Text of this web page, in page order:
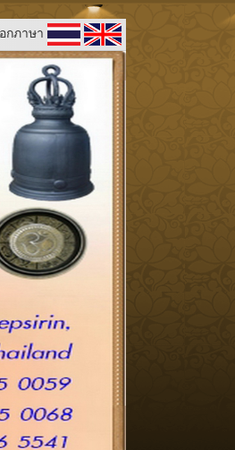
กภาษา